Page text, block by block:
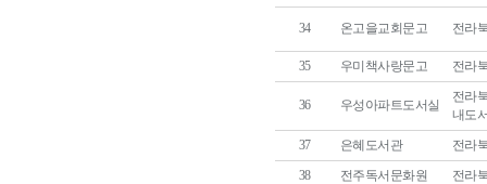
34 온고을교회문고 전라
35 우미책사랑문고 전라
36 우성아파트도서실
전라
내도
37
은혜도서관
전라
38
전주독서문화원
전라